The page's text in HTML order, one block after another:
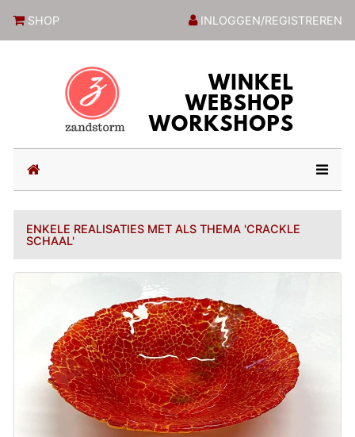
SHOP INLOGGEN/REGISTREREN
(current)
ENKELE REALISATIES MET ALS THEMA 'CRACKLE
SCHAAL'